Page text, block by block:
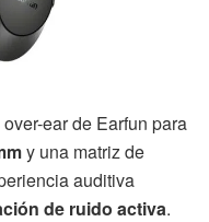
ear de Earfun para
y una matriz de
auditiva
de ruido activa.